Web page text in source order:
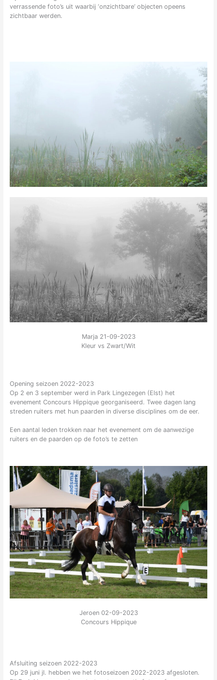
verrassende foto’s uit waarbij ‘onzichtbare’ objecten opeens
zichtbaar werden.
Marja 21-09-2023
Kleur vs Zwart/Wit
Opening seizoen 2022-2023
Op 2 en 3 september werd in Park Lingezegen (Elst) het
evenement Concours Hippique georganiseerd. Twee dagen lang
streden ruiters met hun paarden in diverse disciplines om de eer.
Een aantal leden trokken naar het evenement om de aanwezige
ruiters en de paarden op de foto’s te zetten
Jeroen 02-09-2023
Concours Hippique
Afsluiting seizoen 2022-2023
Op 29 juni jl. hebben we het fotoseizoen 2022-2023 afgesloten.